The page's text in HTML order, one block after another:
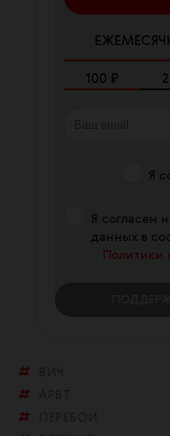
100 ₽
Я
Я согласен
данных в